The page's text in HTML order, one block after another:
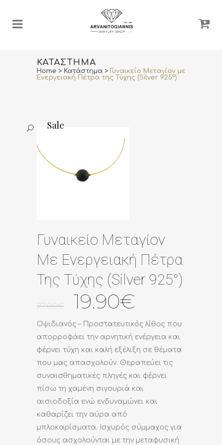
ΚΑΤΆΣΤΗΜΑ
Home > Κατάστημα >
Γυναικείο Μεταγίον με
Ενεργειακή Πέτρα της Τύχης (Silver 925°)
Sale
Γυναικείο Μεταγίον
Με Ενεργειακή Πέτρα
Της Τύχης (Silver 925°)
27.00€ Original
price
was:
27.00€.
19.90€
τρέχουσα
τιμή
είναι:
19.90€.
Οψιδιανός – Προστατευτικός λίθος που
απορροφάει την αρνητική ενέργεια και
φέρνει τύχη και καλή εξέλιξη σε θέματα
που μας απασχολούν. Θεραπεύει τις
συναισθηματικές πληγές και φέρνει
πίσω τη χαμένη σιγουριά και
αισιοδοξία ενώ ενδυναμώνει και
καθαρίζει την αύρα από
μπλοκαρίσματα. Ισχυρός σύμμαχος για
όσους ασχολούνται με την μεταφυσική